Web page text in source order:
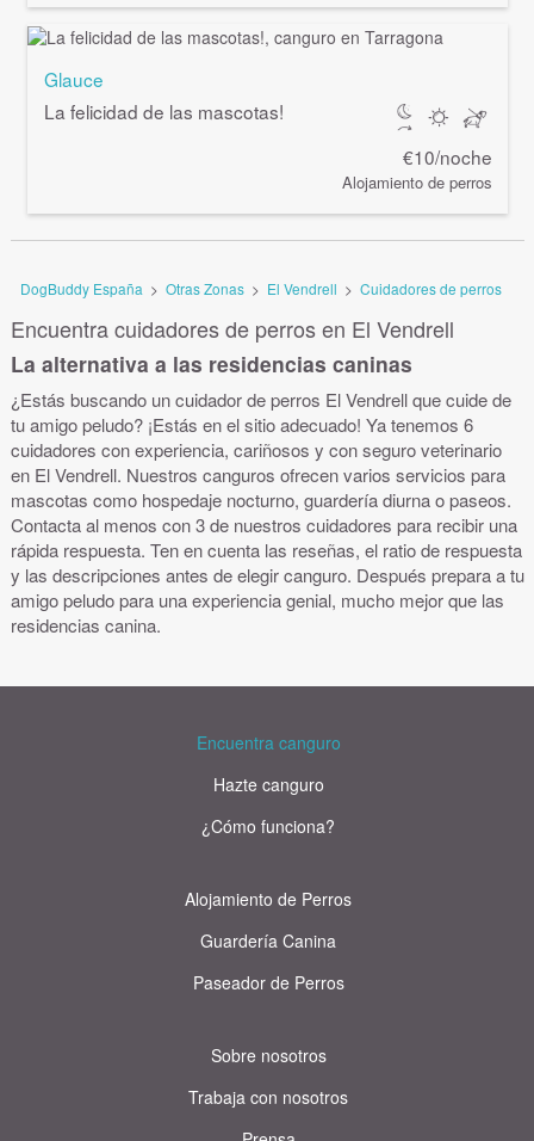
Glauce
La felicidad de las mascotas!
€10/noche
Alojamiento de perros
DogBuddy España > Otras Zonas > El Vendrell > Cuidadores de perros
Encuentra cuidadores de perros en El Vendrell
La alternativa a las residencias caninas
¿Estás buscando un cuidador de perros El Vendrell que cuide de
tu amigo peludo? ¡Estás en el sitio adecuado! Ya tenemos 6
cuidadores con experiencia, cariñosos y con seguro veterinario
en El Vendrell. Nuestros canguros ofrecen varios servicios para
mascotas como hospedaje nocturno, guardería diurna o paseos.
Contacta al menos con 3 de nuestros cuidadores para recibir una
rápida respuesta. Ten en cuenta las reseñas, el ratio de respuesta
y las descripciones antes de elegir canguro. Después prepara a tu
amigo peludo para una experiencia genial, mucho mejor que las
residencias canina.
Encuentra canguro
Hazte canguro
¿Cómo funciona?
Alojamiento de Perros
Guardería Canina
Paseador de Perros
Sobre nosotros
Trabaja con nosotros